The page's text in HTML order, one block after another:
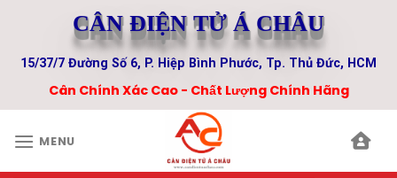
content
CÂN ĐIỆN TỬ Á CHÂU
15/37/7 Đường Số 6, P. Hiệp Bình Phước, Tp. Thủ Đức, HCM
Cân Chính Xác Cao - Chất Lượng Chính Hãng
MENU